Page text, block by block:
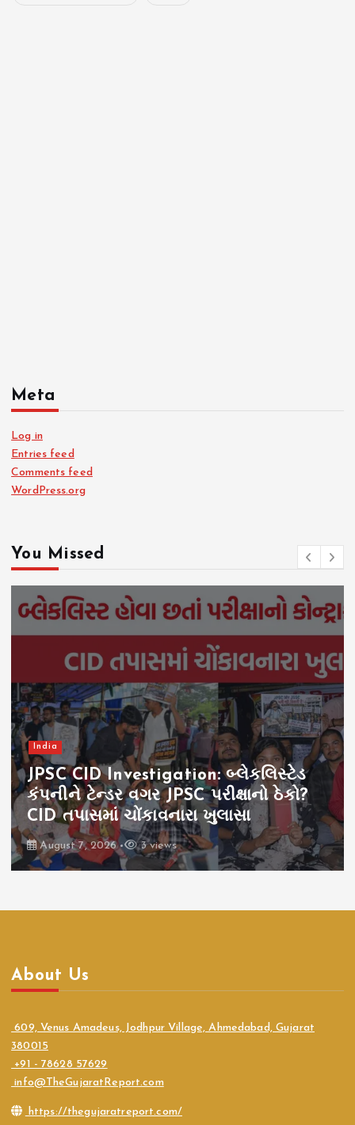
Meta
Log in
Entries feed
Comments feed
WordPress.org
You Missed
India
JPSC CID Investigation: બ્લેકલિસ્ટેડ
કંપનીને ટેન્ડર વગર JPSC પરીક્ષાનો ઠેકો?
CID તપાસમાં ચોંકાવનારા ખુલાસા
August 7, 2026 3 views
About Us
609, Venus Amadeus, Jodhpur Village, Ahmedabad, Gujarat
380015
+91 - 78628 57629
info@TheGujaratReport.com
https://thegujaratreport.com/